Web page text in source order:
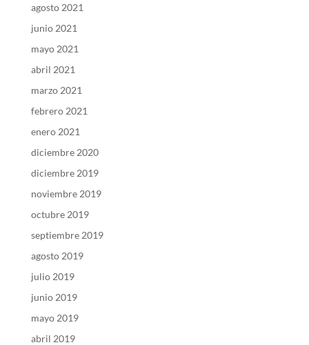
agosto 2021
junio 2021
mayo 2021
abril 2021
marzo 2021
febrero 2021
enero 2021
diciembre 2020
diciembre 2019
noviembre 2019
octubre 2019
septiembre 2019
agosto 2019
julio 2019
junio 2019
mayo 2019
abril 2019